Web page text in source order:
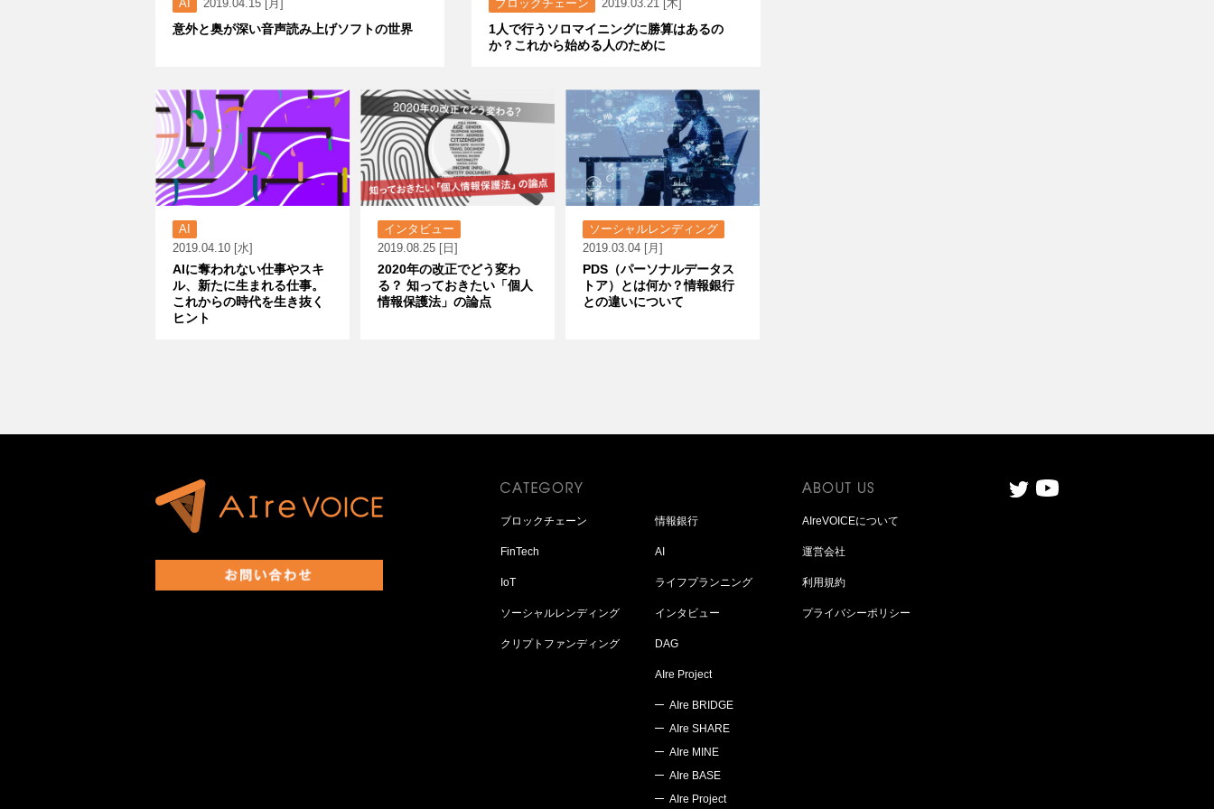
AI 2019.04.15 [月]
意外と奥が深い音声読み上げソフトの世界
ブロックチェーン 2019.03.21 [木]
1人で行うソロマイニングに勝算はあるの
か？これから始める人のために
AI
2019.04.10 [水]
AIに奪われない仕事やスキ
ル、新たに生まれる仕事。
これからの時代を生き抜く
ヒント
インタビュー
2019.08.25 [日]
2020年の改正でどう変わ
る？ 知っておきたい「個人
情報保護法」の論点
ソーシャルレンディング
2019.03.04 [月]
PDS（パーソナルデータス
トア）とは何か？情報銀行
との違いについて
ブロックチェーン
FinTech
IoT
ソーシャルレンディング
クリプトファンディング
情報銀行
AI
ライフプランニング
インタビュー
DAG
AIre Project
AIre BRIDGE
AIre SHARE
AIre MINE
AIre BASE
AIre Project
AIreVOICEについて
運営会社
利用規約
プライバシーポリシー